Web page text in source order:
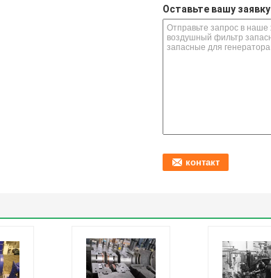
Оставьте вашу заявку